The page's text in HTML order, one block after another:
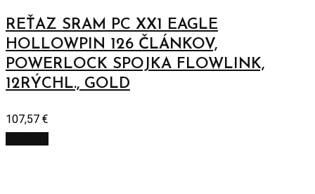
REŤAZ SRAM PC XX1 EAGLE
HOLLOWPIN 126 ČLÁNKOV,
POWERLOCK SPOJKA FLOWLINK,
12RÝCHL., GOLD
107,57 €